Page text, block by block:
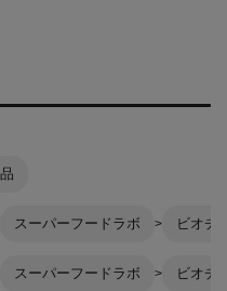
スーパーフードラボ ビオチ
スーパーフードラボ ビオチ